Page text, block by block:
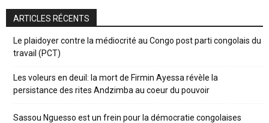
ARTICLES RÉCENTS
Le plaidoyer contre la médiocrité au Congo post parti congolais du
travail (PCT)
Les voleurs en deuil: la mort de Firmin Ayessa révèle la
persistance des rites Andzimba au coeur du pouvoir
Sassou Nguesso est un frein pour la démocratie congolaises